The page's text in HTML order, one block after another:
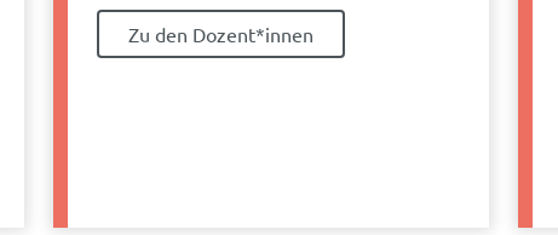
Zu den Dozent*innen